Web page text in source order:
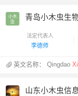
小木
虫
青岛小木虫生
法定代表人
李德师
英文名称：Qingdao
山东小木虫信